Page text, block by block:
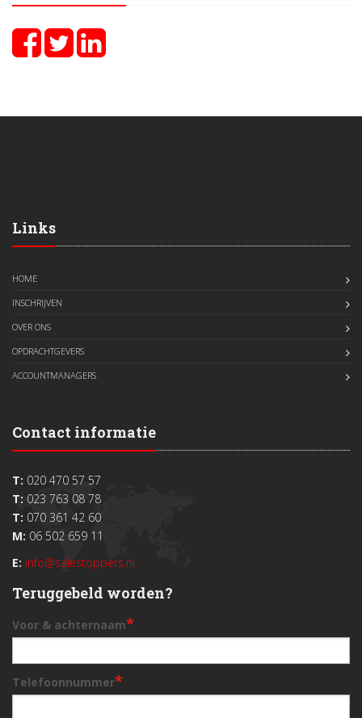
Links
HOME
INSCHRIJVEN
OVER ONS
OPDRACHTGEVERS
ACCOUNTMANAGERS
Contact informatie
T: 020 470 57 57
T: 023 763 08 78
T: 070 361 42 60
M: 06 502 659 11
E: info@salestoppers.nl
Teruggebeld worden?
Voor & achternaam*
Telefoonnummer*